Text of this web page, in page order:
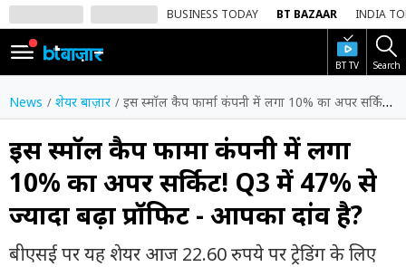
BUSINESS TODAY BT BAZAAR INDIA
BT TV Search
SIGN
IN
Dark
Mode
होम
शेयर
बाज़ार
News शेयर बाज़ार इस स्मॉल कैप फार्मा कंपनी में लगा 10% का अपर सर्किट! Q3 में 47% से ज्यादा बढ़ा प्रॉफिट - आपका दांव है?
इस स्मॉल कैप फार्मा कंपनी में लगा
10% का अपर सर्किट! Q3 में 47% से
ज्यादा बढ़ा प्रॉफिट - आपका दांव है?
बीएसई पर यह शेयर आज 22.60 रुपये पर ट्रेडिंग के लिए